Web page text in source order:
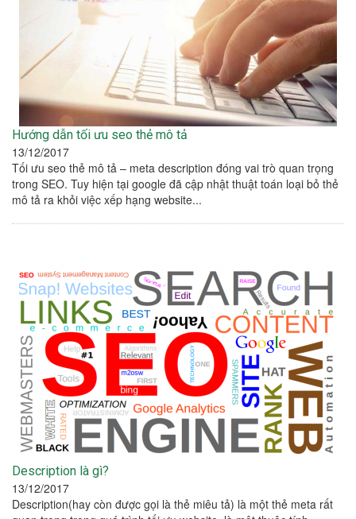
Hướng dẫn tối ưu seo thẻ mô tả
13/12/2017
Tối ưu seo thẻ mô tả – meta description đóng vai trò quan trọng
trong SEO. Tuy hiện tại google đã cập nhật thuật toán loại bỏ thẻ
mô tả ra khỏi việc xếp hạng website...
Description là gì?
13/12/2017
Description(hay còn được gọi là thẻ miêu tả) là một thẻ meta rất